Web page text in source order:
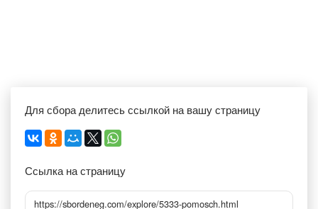
Для сбора делитесь ссылкой на вашу страницу
Ссылка на страницу
https://sbordeneg.com/explore/5333-pomosch.html